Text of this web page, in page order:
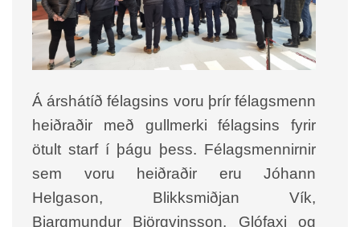
Á árshátíð félagsins voru þrír félagsmenn
heiðraðir með gullmerki félagsins fyrir
ötult starf í þágu þess. Félagsmennirnir
sem voru heiðraðir eru Jóhann
Helgason, Blikksmiðjan Vík,
Bjargmundur Björgvinsson, Glófaxi og